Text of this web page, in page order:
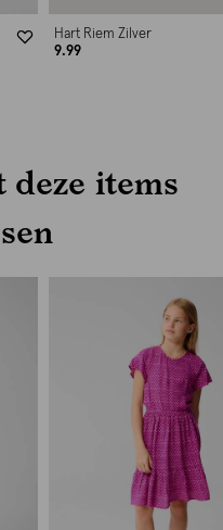
Hart Riem Zilver
9.99
items